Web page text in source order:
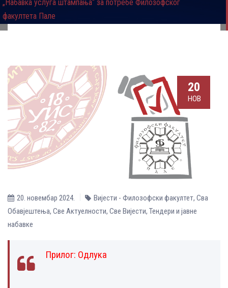
„Набавка услуга штампања“ за потребе Филозофског
факултета Пале
20
НОВ
20. новембар 2024. Вијести - Филозофски факултет, Сва
Обавјештења, Све Aктуелности, Све Вијести, Тендери и јавне
набавке
Прилог: Одлука